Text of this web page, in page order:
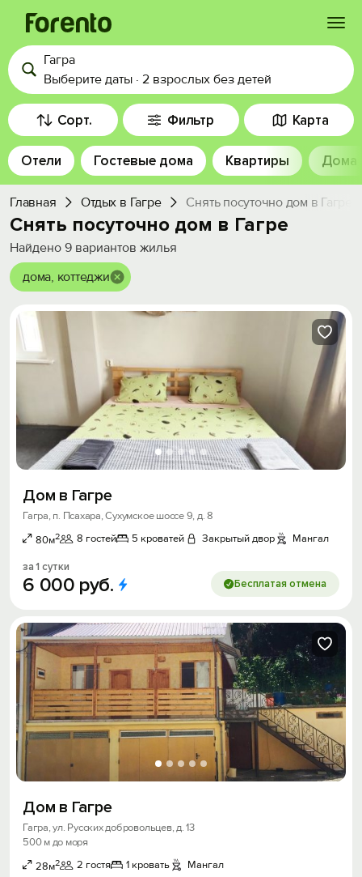
Войти
Избранное
История просмотра
Добавить свой объект
Гагра
Выберите даты · 2 взрослых без детей
Сорт. Фильтр Карта
Отели Гостевые дома Квартиры Дома
Главная Отдых в Гагре Снять посуточно дом в Гагре
Снять посуточно дом в Гагре
Найдено 9 вариантов жилья
дома, коттеджи
Дом в Гагре
Гагра, п. Псахара, Сухумское шоссе 9, д. 8
80м2 8 гостей 5 кроватей Закрытый двор Мангал
за 1 сутки
6 000 руб. Бесплатая отмена
Дом в Гагре
Гагра, ул. Русских добровольцев, д. 13
500 м до моря
28м2 2 гостя 1 кровать Мангал